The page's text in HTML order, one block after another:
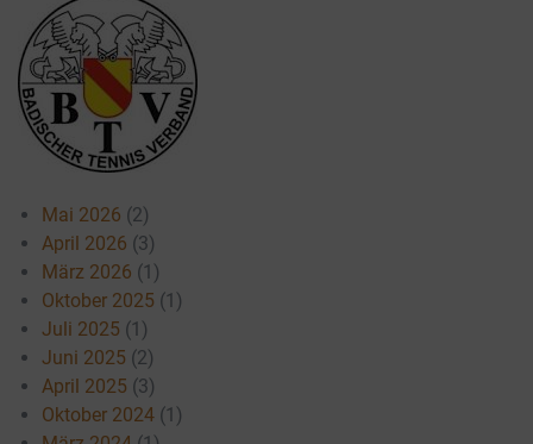
Mai 2026 (2)
April 2026 (3)
März 2026 (1)
Oktober 2025 (1)
Juli 2025 (1)
Juni 2025 (2)
April 2025 (3)
Oktober 2024 (1)